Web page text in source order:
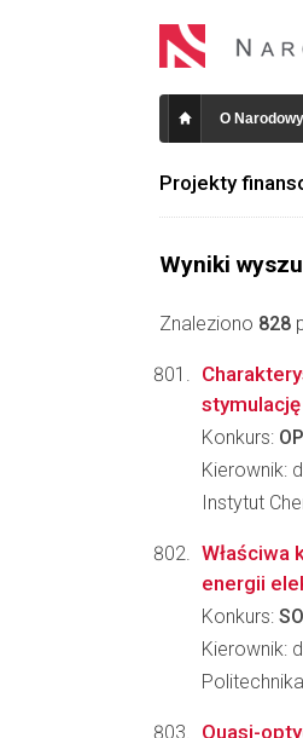
O
Projekty
Wyniki
Znaleziono 828
Konkurs:
Kierownik:
Instytut
Właściwa
energii
Konkurs:
Kierownik:
Quasi-